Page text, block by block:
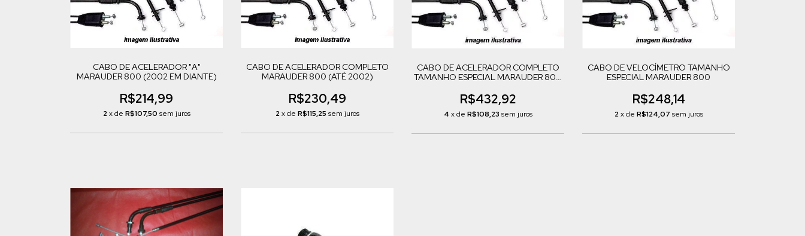
CABO DE ACELERADOR "A"
MARAUDER 800 (2002 EM DIANTE)
R$214,99
2 x de R$107,50 sem juros
CABO DE ACELERADOR COMPLETO
MARAUDER 800 (ATÉ 2002)
R$230,49
2 x de R$115,25 sem juros
CABO DE ACELERADOR COMPLETO
TAMANHO ESPECIAL MARAUDER 800
R$432,92
4 x de R$108,23 sem juros
CABO DE VELOCÍMETRO TAMANHO
ESPECIAL MARAUDER 800
R$248,14
2 x de R$124,07 sem juros